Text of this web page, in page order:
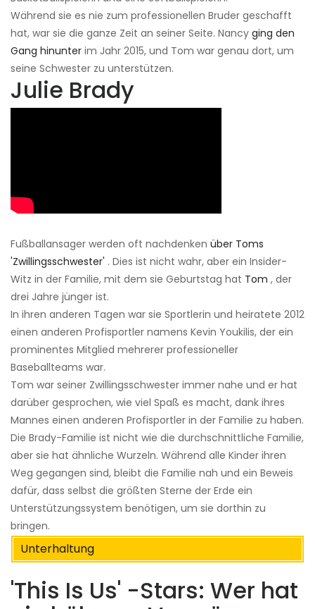
Während sie es nie zum professionellen Bruder geschafft
hat, war sie die ganze Zeit an seiner Seite. Nancy ging den
Gang hinunter im Jahr 2015, und Tom war genau dort, um
seine Schwester zu unterstützen.
Julie Brady
Fußballansager werden oft nachdenken über Toms
'Zwillingsschwester' . Dies ist nicht wahr, aber ein Insider-
Witz in der Familie, mit dem sie Geburtstag hat Tom , der
drei Jahre jünger ist.
In ihren anderen Tagen war sie Sportlerin und heiratete 2012
einen anderen Profisportler namens Kevin Youkilis, der ein
prominentes Mitglied mehrerer professioneller
Baseballteams war.
Tom war seiner Zwillingsschwester immer nahe und er hat
darüber gesprochen, wie viel Spaß es macht, dank ihres
Mannes einen anderen Profisportler in der Familie zu haben.
Die Brady-Familie ist nicht wie die durchschnittliche Familie,
aber sie hat ähnliche Wurzeln. Während alle Kinder ihren
Weg gegangen sind, bleibt die Familie nah und ein Beweis
dafür, dass selbst die größten Sterne der Erde ein
Unterstützungssystem benötigen, um sie dorthin zu
bringen.
Unterhaltung
'This Is Us' -Stars: Wer hat